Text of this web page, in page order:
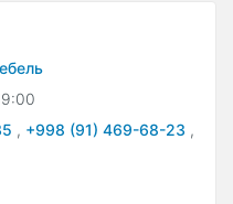
, +998 (91) 469-68-23 ,